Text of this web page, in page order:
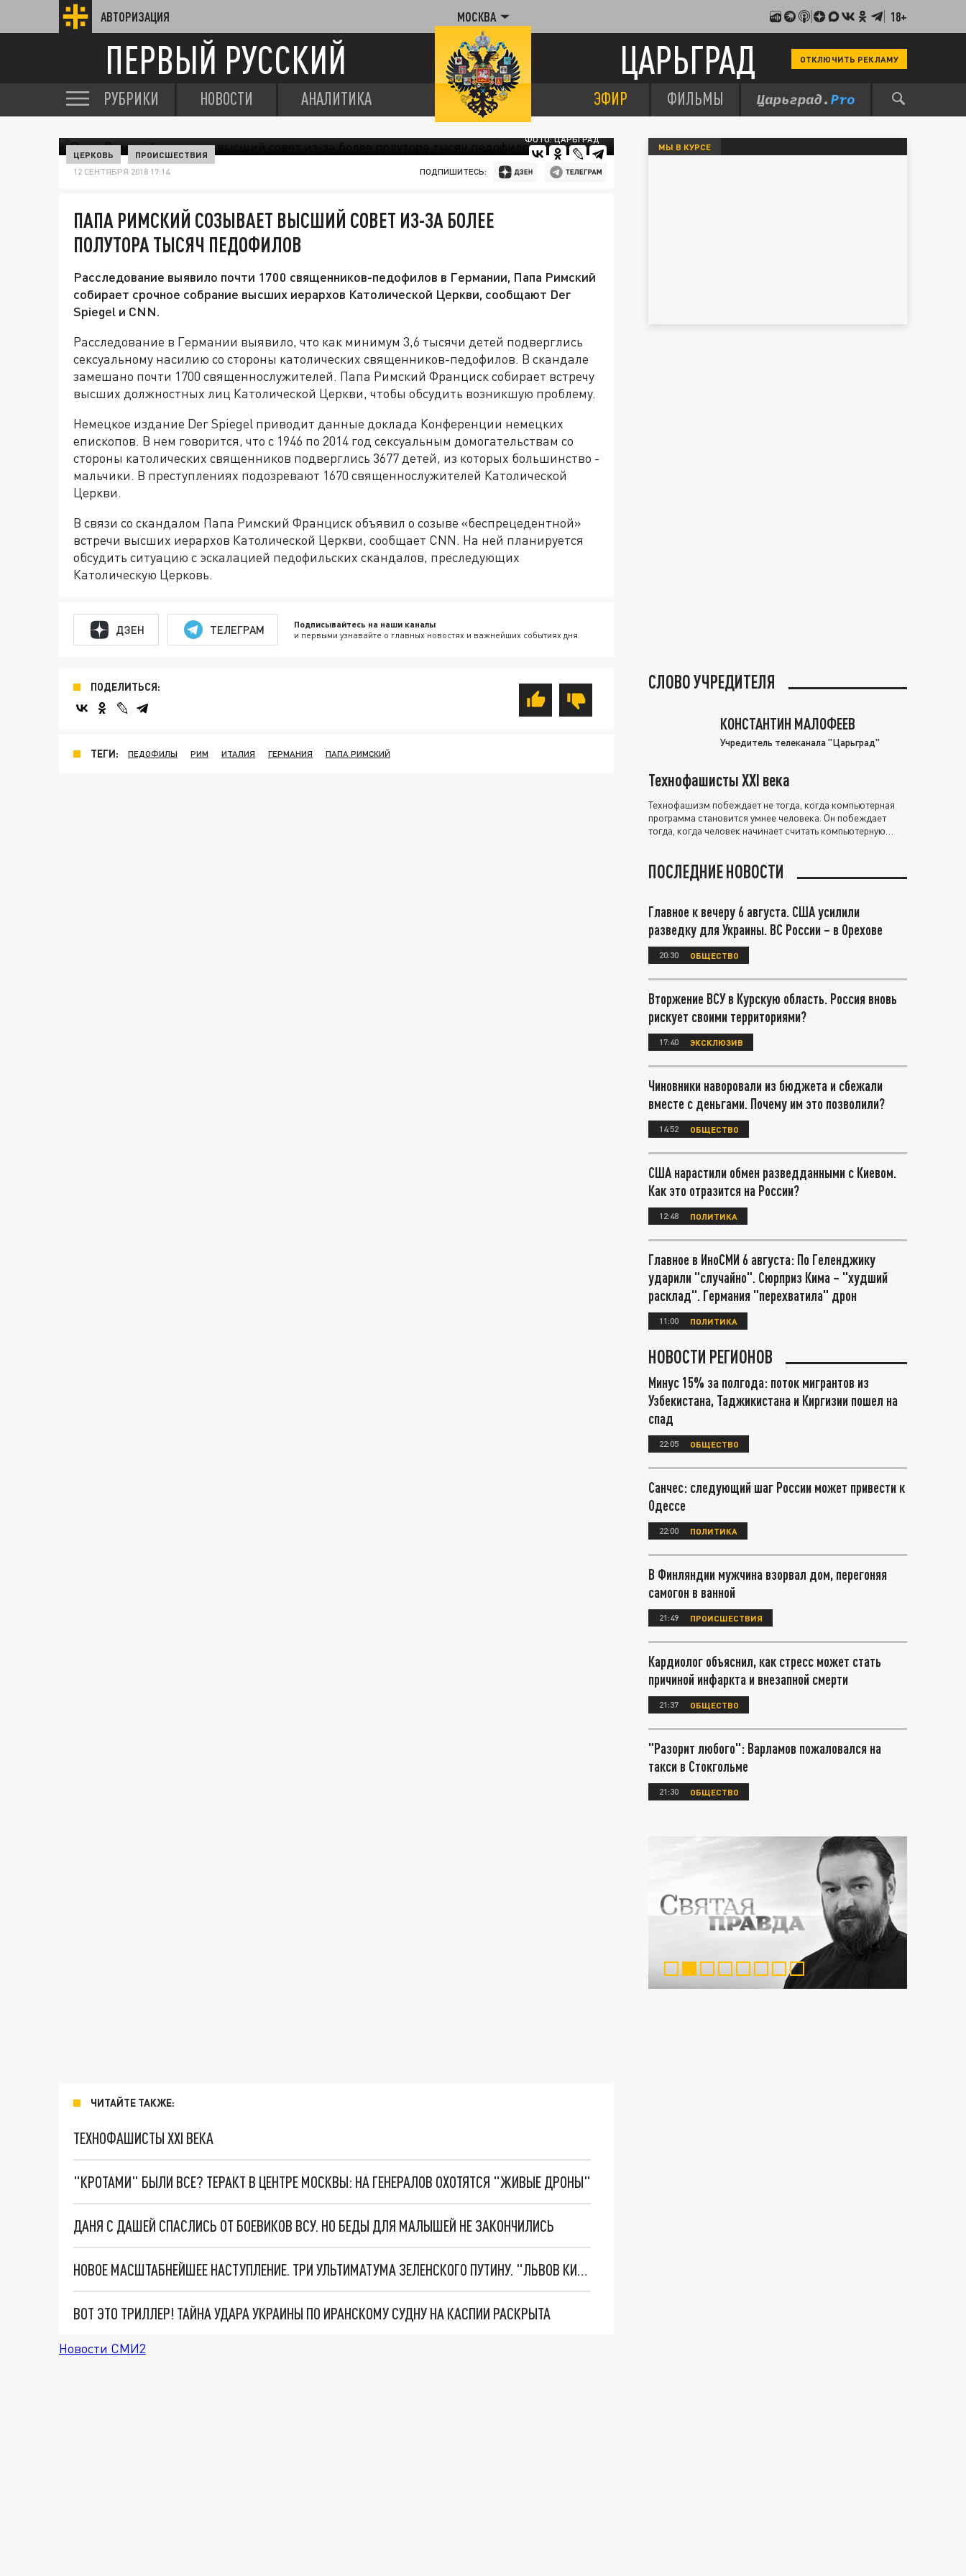
АВТОРИЗАЦИЯ МОСКВА 18+
ПЕРВЫЙ РУССКИЙ ЦАРЬГРАД ОТКЛЮЧИТЬ РЕКЛАМУ
РУБРИКИ НОВОСТИ АНАЛИТИКА ЭФИР ФИЛЬМЫ
ФОТО: ЦАРЬГРАД
ЦЕРКОВЬ ПРОИСШЕСТВИЯ
12 СЕНТЯБРЯ 2018 17:14 ПОДПИШИТЕСЬ:
ПАПА РИМСКИЙ СОЗЫВАЕТ ВЫСШИЙ СОВЕТ ИЗ-ЗА БОЛЕЕ
ПОЛУТОРА ТЫСЯЧ ПЕДОФИЛОВ
Расследование выявило почти 1700 священников-педофилов в Германии, Папа Римский
собирает срочное собрание высших иерархов Католической Церкви, сообщают Der
Spiegel и CNN.
Расследование в Германии выявило, что как минимум 3,6 тысячи детей подверглись
сексуальному насилию со стороны католических священников-педофилов. В скандале
замешано почти 1700 священнослужителей. Папа Римский Франциск собирает встречу
высших должностных лиц Католической Церкви, чтобы обсудить возникшую проблему.
Немецкое издание Der Spiegel приводит данные доклада Конференции немецких
епископов. В нем говорится, что с 1946 по 2014 год сексуальным домогательствам со
стороны католических священников подверглись 3677 детей, из которых большинство -
мальчики. В преступлениях подозревают 1670 священнослужителей Католической
Церкви.
В связи со скандалом Папа Римский Франциск объявил о созыве «беспрецедентной»
встречи высших иерархов Католической Церкви, сообщает CNN. На ней планируется
обсудить ситуацию с эскалацией педофильских скандалов, преследующих
Католическую Церковь.
ДЗЕН ТЕЛЕГРАМ Подписывайтесь на наши каналы
и первыми узнавайте о главных новостях и важнейших событиях дня.
ПОДЕЛИТЬСЯ:
ТЕГИ: ПЕДОФИЛЫ РИМ ИТАЛИЯ ГЕРМАНИЯ ПАПА РИМСКИЙ
ЧИТАЙТЕ ТАКЖЕ:
ТЕХНОФАШИСТЫ XXI ВЕКА
"КРОТАМИ" БЫЛИ ВСЕ? ТЕРАКТ В ЦЕНТРЕ МОСКВЫ: НА ГЕНЕРАЛОВ ОХОТЯТСЯ "ЖИВЫЕ ДРОНЫ"
ДАНЯ С ДАШЕЙ СПАСЛИСЬ ОТ БОЕВИКОВ ВСУ. НО БЕДЫ ДЛЯ МАЛЫШЕЙ НЕ ЗАКОНЧИЛИСЬ
НОВОЕ МАСШТАБНЕЙШЕЕ НАСТУПЛЕНИЕ. ТРИ УЛЬТИМАТУМА ЗЕЛЕНСКОГО ПУТИНУ. "ЛЬВОВ КИМА" ПОСТАВЯТ НА ПВО? ГЛОБАЛЬНЫЙ ПРОРЫВ ПОД ЗАПОРОЖЬЕМ
ВОТ ЭТО ТРИЛЛЕР! ТАЙНА УДАРА УКРАИНЫ ПО ИРАНСКОМУ СУДНУ НА КАСПИИ РАСКРЫТА
Новости СМИ2
МЫ В КУРСЕ
СЛОВО УЧРЕДИТЕЛЯ
КОНСТАНТИН МАЛОФЕЕВ
Учредитель телеканала "Царьград"
Технофашисты XXI века
Технофашизм побеждает не тогда, когда компьютерная
программа становится умнее человека. Он побеждает
тогда, когда человек начинает считать компьютерную
ПОСЛЕДНИЕ НОВОСТИ
Главное к вечеру 6 августа. США усилили
разведку для Украины. ВС России – в Орехове
20:30 ОБЩЕСТВО
Вторжение ВСУ в Курскую область. Россия вновь
рискует своими территориями?
17:40 ЭКСКЛЮЗИВ
Чиновники наворовали из бюджета и сбежали
вместе с деньгами. Почему им это позволили?
14:52 ОБЩЕСТВО
США нарастили обмен разведданными с Киевом.
Как это отразится на России?
12:48 ПОЛИТИКА
Главное в ИноСМИ 6 августа: По Геленджику
ударили "случайно". Сюрприз Кима – "худший
расклад". Германия "перехватила" дрон
11:00 ПОЛИТИКА
НОВОСТИ РЕГИОНОВ
Минус 15% за полгода: поток мигрантов из
Узбекистана, Таджикистана и Киргизии пошел на
спад
22:05 ОБЩЕСТВО
Санчес: следующий шаг России может привести к
Одессе
22:00 ПОЛИТИКА
В Финляндии мужчина взорвал дом, перегоняя
самогон в ванной
21:49 ПРОИСШЕСТВИЯ
Кардиолог объяснил, как стресс может стать
причиной инфаркта и внезапной смерти
21:37 ОБЩЕСТВО
"Разорит любого": Варламов пожаловался на
такси в Стокгольме
21:30 ОБЩЕСТВО